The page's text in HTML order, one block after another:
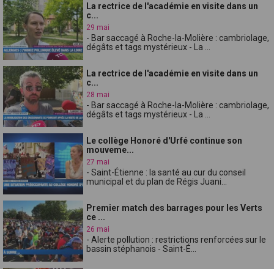
La rectrice de l'académie en visite dans un
c...
29 mai
- Bar saccagé à Roche-la-Molière : cambriolage,
dégâts et tags mystérieux - La ...
La rectrice de l'académie en visite dans un
c...
28 mai
- Bar saccagé à Roche-la-Molière : cambriolage,
dégâts et tags mystérieux - La ...
Le collège Honoré d'Urfé continue son
mouveme...
27 mai
- Saint-Étienne : la santé au cur du conseil
municipal et du plan de Régis Juani...
Premier match des barrages pour les Verts
ce ...
26 mai
- Alerte pollution : restrictions renforcées sur le
bassin stéphanois - Saint-É...